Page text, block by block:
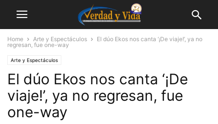
Home Arte y Espectáculos
El dúo Ekos nos canta ‘¡De viaje!’, ya no
regresan, fue one-way
Arte y Espectáculos
El dúo Ekos nos canta ‘¡De
viaje!’, ya no regresan, fue
one-way